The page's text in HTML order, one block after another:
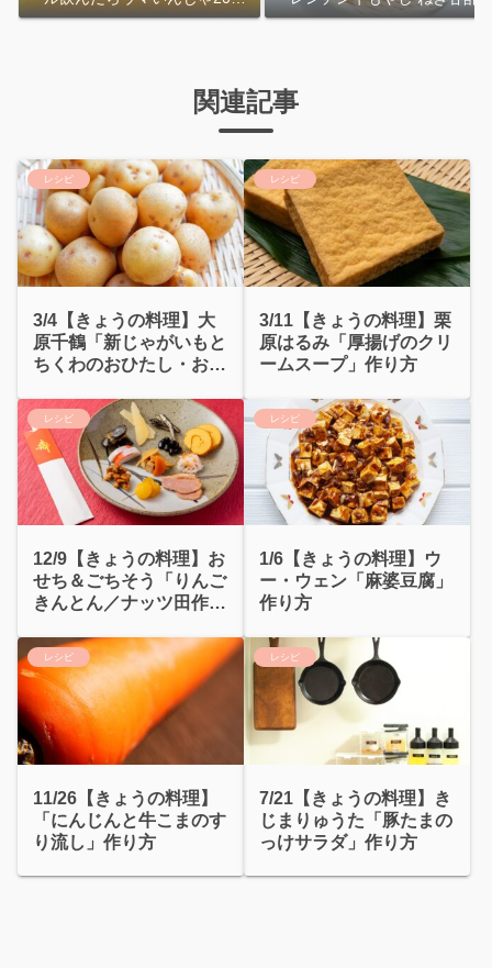
｜おおよその作り方
れ」作り方
関連記事
レシピ
3/4【きょうの料理】大
原千鶴「新じゃがいもと
ちくわのおひたし・おす
レシピ
3/11【きょうの料理】栗
原はるみ「厚揚げのクリ
ームスープ」作り方
レシピ
12/9【きょうの料理】お
せち＆ごちそう「りんご
きんとん／ナッツ田作
レシピ
1/6【きょうの料理】ウ
ー・ウェン「麻婆豆腐」
作り方
レシピ
11/26【きょうの料理】
「にんじんと牛こまのす
り流し」作り方
レシピ
7/21【きょうの料理】き
じまりゅうた「豚たまの
っけサラダ」作り方